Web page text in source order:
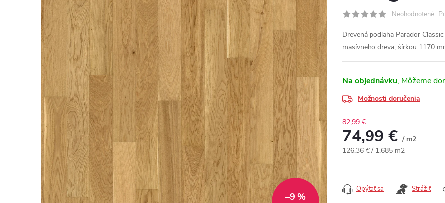
–9 %
Neohodnotené
Drevená podlaha Parador
masívneho dreva, šírkou 1170
Na objednávku
Možnosti doručenia
82,99 €
74,99 € / m2
Jednotková cena:
126,36 € / 1.685 m2
Opýtať sa Strážiť